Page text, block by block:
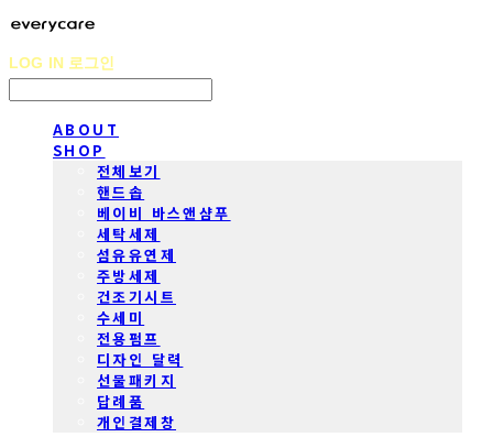
LOG IN 로그인
ABOUT
SHOP
전체보기
핸드솝
베이비 바스앤샴푸
세탁세제
섬유유연제
주방세제
건조기시트
수세미
전용펌프
디자인 달력
선물패키지
답례품
개인결제창